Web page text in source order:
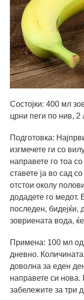
Состојки: 400 мл
црни пеги по нив,
Подготовка:
изгмечете ги со
направете го тоа
ставете ја во сад
отстои околу
додадете го медот.
последен, бидејќи,
зовриената вода,
Примена: 100 мл од
дневно. Количината
доволна за еден
направете си нова.
забележите за три